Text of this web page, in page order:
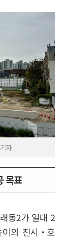
자
목표
동2가 일대 2
이의 전시‧호